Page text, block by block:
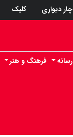
چار دیواری کلیک
رسانه فرهنگ و هنر